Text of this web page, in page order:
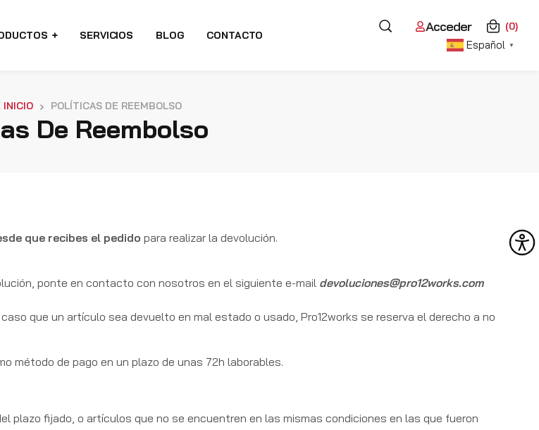
SERVICIOS BLOG CONTACTO
Acceder (0)
Español ▼
De Reembolso
INICIO POLÍTICAS DE REEMBOLSO
que recibes el pedido para realizar la devolución.
ponte en contacto con nosotros en el siguiente e-mail devoluciones@pro12works.com
caso que un artículo sea devuelto en mal estado o usado, Pro12works se reserva el derecho a no
método de pago en un plazo de unas 72h laborables.
plazo fijado, o artículos que no se encuentren en las mismas condiciones en las que fueron